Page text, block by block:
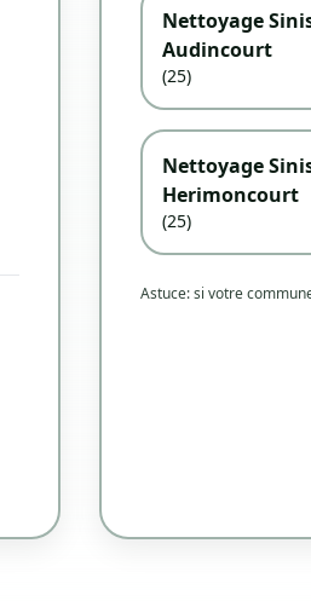
Nettoyage
Audincourt
(25)
Nettoyage
Herimoncourt
(25)
Astuce: si votre